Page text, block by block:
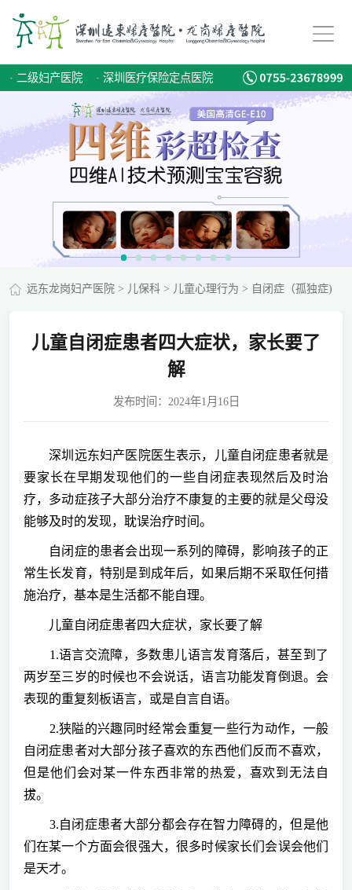
· 二级妇产医院 · 深圳医疗保险定点医院
远东龙岗妇产医院> 儿保科> 儿童心理行为 > 自闭症（孤独症)
儿童自闭症患者四大症状，家长要了
解
发布时间：2024年1月16日
深圳远东妇产医院医生表示，儿童自闭症患者就是
要家长在早期发现他们的一些自闭症表现然后及时治
疗，多动症孩子大部分治疗不康复的主要的就是父母没
能够及时的发现，耽误治疗时间。
自闭症的患者会出现一系列的障碍，影响孩子的正
常生长发育，特别是到成年后，如果后期不采取任何措
施治疗，基本是生活都不能自理。
儿童自闭症患者四大症状，家长要了解
1.语言交流障，多数患儿语言发育落后，甚至到了
两岁至三岁的时候也不会说话，语言功能发育倒退。会
表现的重复刻板语言，或是自言自语。
2.狭隘的兴趣同时经常会重复一些行为动作，一般
自闭症患者对大部分孩子喜欢的东西他们反而不喜欢，
但是他们会对某一件东西非常的热爱，喜欢到无法自
拔。
3.自闭症患者大部分都会存在智力障碍的，但是他
们在某一个方面会很强大，很多时候家长们会误会他们
是天才。